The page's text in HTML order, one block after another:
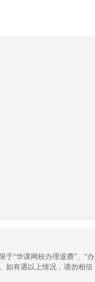
“华课网校办理退费”、“
如有遇以上情况，请勿相